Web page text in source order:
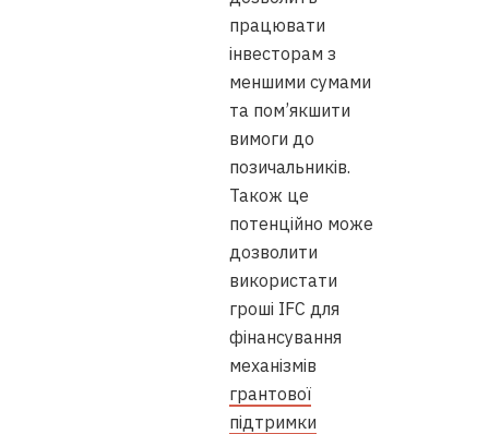
працювати
інвесторам з
меншими сумами
та пом’якшити
вимоги до
позичальників.
Також це
потенційно може
дозволити
використати
гроші IFC для
фінансування
механізмів
грантової
підтримки